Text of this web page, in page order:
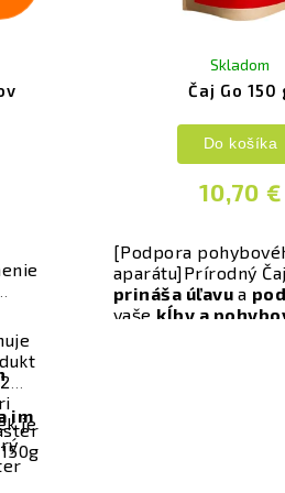
im
je
Čaj Go 150
Skladom
10,70 €
Do košíka
[Podpora
aparátu]Prírodný
prináša úľavu a
vaše kĺby a